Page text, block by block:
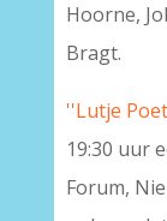
Hoorne,
Bragt.
''Lutje
19:30 uur
Forum,